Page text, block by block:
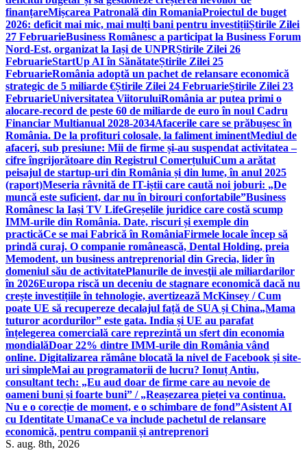
finanțareMișcarea Patronală din RomaniaProiectul de buget
2026: deficit mai mic, mai mulți bani pentru investițiiȘtirile Zilei
27 FebruarieBusiness Românesc a participat la Business Forum
Nord-Est, organizat la Iași de UNPRȘtirile Zilei 26
FebruarieStartUp AI în SănătateȘtirile Zilei 25
FebruarieRomânia adoptă un pachet de relansare economică
strategic de 5 miliarde €Știrile Zilei 24 FebruarieȘtirile Zilei 23
FebruarieUniversitatea ViitoruluiRomânia ar putea primi o
alocare-record de peste 60 de miliarde de euro în noul Cadru
Financiar Multianual 2028-2034Afacerile care se prăbușesc în
România. De la profituri colosale, la faliment iminentMediul de
afaceri, sub presiune: Mii de firme și-au suspendat activitatea –
cifre îngrijorătoare din Registrul ComerțuluiCum a arătat
peisajul de startup-uri din România și din lume, în anul 2025
(raport)Meseria râvnită de IT-iștii care caută noi joburi: „De
muncă este suficient, dar nu în birouri confortabile”Business
Românesc la Iași TV LifeGreșelile juridice care costă scump
IMM-urile din România. Date, riscuri și exemple din
practicăCe se mai Fabrică în RomâniaFirmele locale încep să
prindă curaj. O companie românească, Dental Holding, preia
Memodent, un business antreprenorial din Grecia, lider în
domeniul său de activitatePlanurile de invesţii ale miliardarilor
în 2026Europa riscă un deceniu de stagnare economică dacă nu
crește investițiile în tehnologie, avertizează McKinsey / Cum
poate UE să recupereze decalajul față de SUA și China„Mama
tuturor acordurilor” este gata. India și UE au parafat
înțelegerea comercială care reprezintă un sfert din economia
mondialăDoar 22% dintre IMM-urile din România vând
online. Digitalizarea rămâne blocată la nivel de Facebook și site-
uri simpleMai au programatorii de lucru? Ionuț Antiu,
consultant tech: „Eu aud doar de firme care au nevoie de
oameni buni și foarte buni” / „Reașezarea pieței va continua.
Nu e o corecție de moment, e o schimbare de fond”Asistent AI
cu Identitate UmanaCe va include pachetul de relansare
economică, pentru companii și antreprenori
S. aug. 8th, 2026